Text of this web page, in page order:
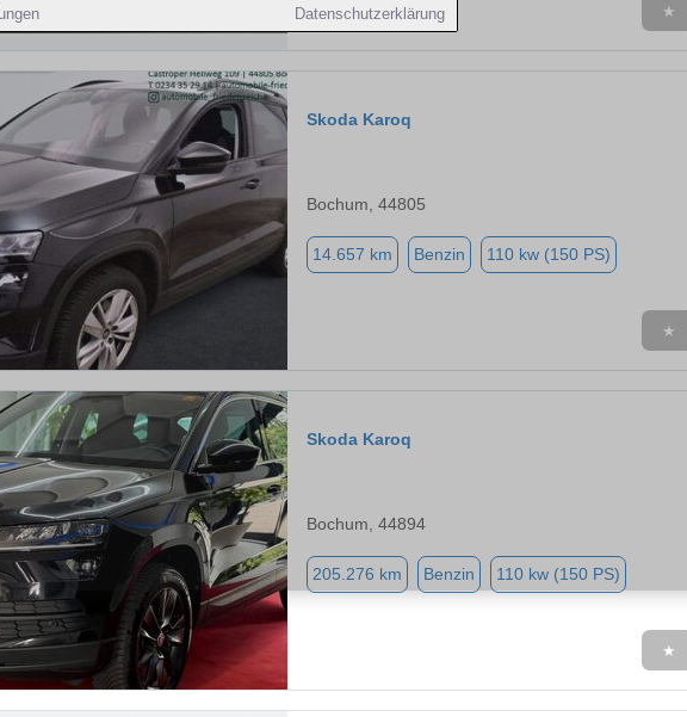
Datenschutzerklärung ★
Skoda Karoq
Bochum, 44805
14.657 km Benzin 110 kw (150 PS)
★
Skoda Karoq
Bochum, 44894
205.276 km Benzin 110 kw (150 PS)
★